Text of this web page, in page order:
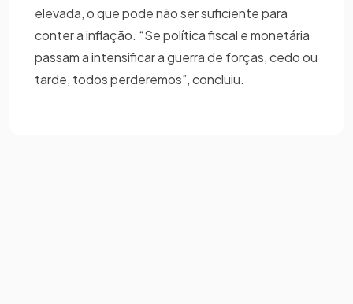
elevada, o que pode não ser suficiente para
conter a inflação. “Se política fiscal e monetária
passam a intensificar a guerra de forças, cedo ou
tarde, todos perderemos”, concluiu.